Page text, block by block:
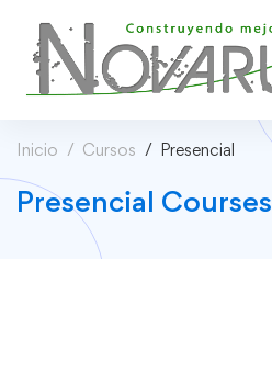
Inicio Cursos Presencial
Presencial Courses